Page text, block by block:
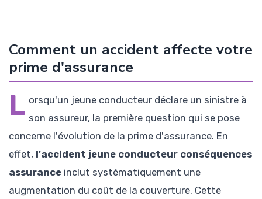
Comment un accident affecte votre
prime d'assurance
L orsqu'un jeune conducteur déclare un sinistre à
son assureur, la première question qui se pose
concerne l'évolution de la prime d'assurance. En
effet, l'accident jeune conducteur conséquences
assurance inclut systématiquement une
augmentation du coût de la couverture. Cette